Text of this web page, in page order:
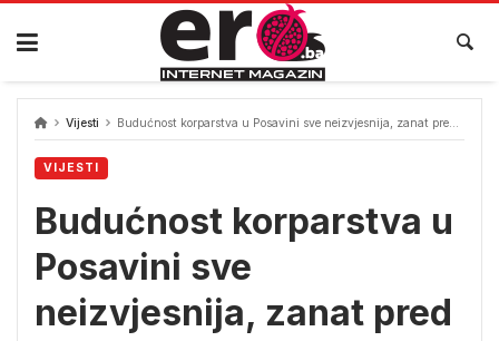
Skip
content
Vijesti Budućnost korparstva u Posavini sve neizvjesnija, zanat pred nestankom
VIJESTI
Budućnost korparstva u
Posavini sve
neizvjesnija, zanat pred